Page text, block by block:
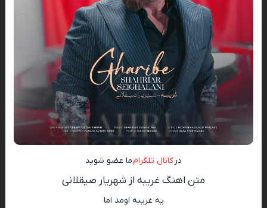
در کانال تلگرامما عضو شوید
متن اهنگ غریبه از شهریار صیقلانی
یه غریبه اومد اما